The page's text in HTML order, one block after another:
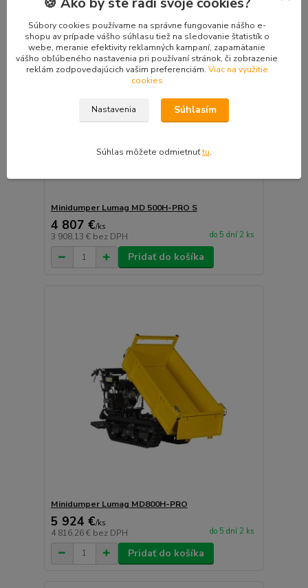
Minidumper Lumag MD 500H-PRO S
4 807 €/ks
3 908,13 € bez DPH do 5 dní 2 ks
Pridať do košíka
Minidumper Lumag MD800H-PRO
5 924 €/ks
4 816,26 € bez DPH do 5 dní 2 ks
Pridať do košíka
Súbory cookies používame na správne fungovanie nášho e-
shopu av prípade vášho súhlasu tiež na sledovanie štatistík o
webe, meranie efektivity reklamných kampaní, zapamätanie
vášho obľúbeného nastavenia pri používaní stránok, či zobrazenie
reklám zodpovedajúcich vašim preferenciám. Viac na využitie
cookies
Nastavenia Súhlasím
Súhlas môžete odmietnuťtu.